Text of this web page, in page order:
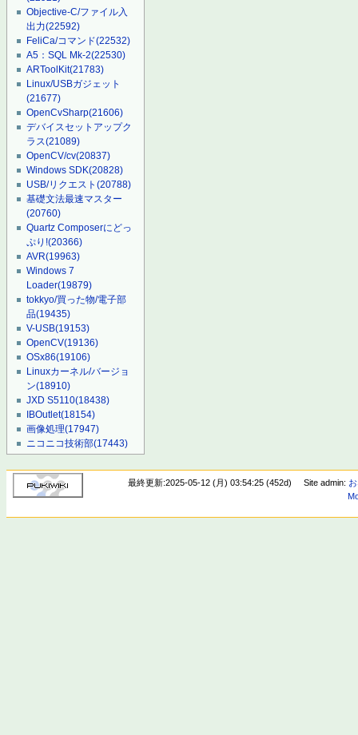
Objective-C/ファイル入
出力(22592)
FeliCa/コマンド(22532)
A5：SQL Mk-2(22530)
ARToolKit(21783)
Linux/USBガジェット
(21677)
OpenCvSharp(21606)
デバイスセットアップク
ラス(21089)
OpenCV/cv(20837)
Windows SDK(20828)
USB/リクエスト(20788)
基礎文法最速マスター
(20760)
Quartz Composerにどっ
ぷり!(20366)
AVR(19963)
Windows 7
Loader(19879)
tokkyo/買った物/電子部
品(19435)
V-USB(19153)
OpenCV(19136)
OSx86(19106)
Linuxカーネル/バージョ
ン(18910)
JXD S5110(18438)
IBOutlet(18154)
画像処理(17947)
ニコニコ技術部(17443)
最終更新:2025-05-12 (月) 03:54:25 (452d) Site admin: